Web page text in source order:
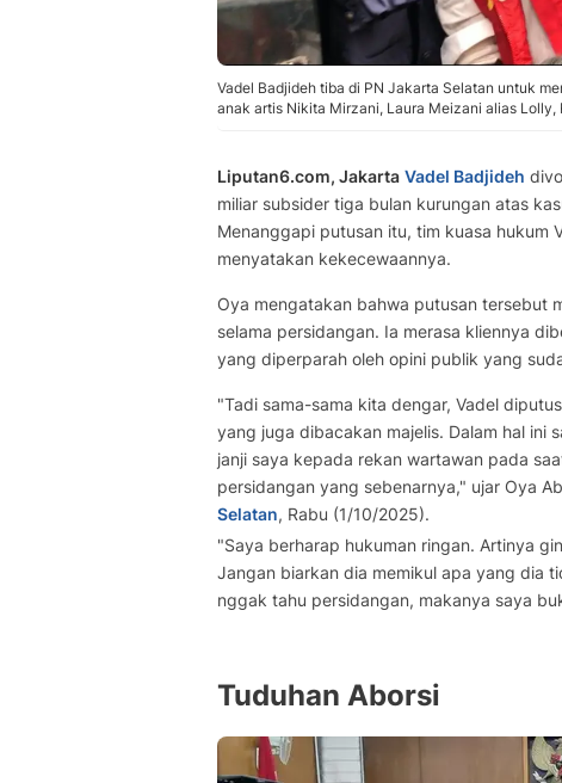
Vadel Badjideh tiba di PN Jakarta Selatan untuk
anak artis Nikita Mirzani, Laura Meizani alias
Liputan6.com, Jakarta Vadel Badjideh
miliar subsider tiga bulan kurungan atas
Menanggapi putusan itu, tim kuasa hukum
menyatakan kekecewaannya.
Oya mengatakan bahwa putusan tersebut
selama persidangan. Ia merasa kliennya
yang diperparah oleh opini publik yang
"Tadi sama-sama kita dengar, Vadel
yang juga dibacakan majelis. Dalam hal ini
janji saya kepada rekan wartawan pada
persidangan yang sebenarnya," ujar Oya
Selatan, Rabu (1/10/2025).
"Saya berharap hukuman ringan. Artinya
Jangan biarkan dia memikul apa yang dia
nggak tahu persidangan, makanya saya
Tuduhan Aborsi